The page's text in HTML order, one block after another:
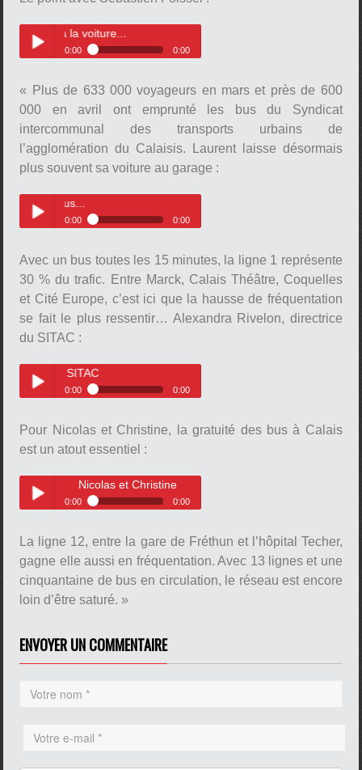
Play /
pause
à la voiture...
0:00 0:00
la voiture...
« Plus de 633 000 voyageurs en mars et près de 600
000 en avril ont emprunté les bus du Syndicat
intercommunal des transports urbains de
l’agglomération du Calaisis. Laurent laisse désormais
plus souvent sa voiture au garage :
Play /
pause
0:00 0:00
bus...
Avec un bus toutes les 15 minutes, la ligne 1 représente
30 % du trafic. Entre Marck, Calais Théâtre, Coquelles
et Cité Europe, c’est ici que la hausse de fréquentation
se fait le plus ressentir… Alexandra Rivelon, directrice
du SITAC :
Play /
pause
du SITAC
0:00 0:00
SITAC
Pour Nicolas et Christine, la gratuité des bus à Calais
est un atout essentiel :
Play /
Nicolas et Christine
0:00 0:00
La ligne 12, entre la gare de Fréthun et l’hôpital Techer,
gagne elle aussi en fréquentation. Avec 13 lignes et une
cinquantaine de bus en circulation, le réseau est encore
loin d’être saturé. »
ENVOYER UN COMMENTAIRE